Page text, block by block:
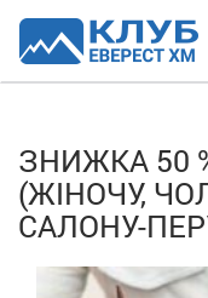
ЗНИЖКА 50
(ЖІНОЧУ,
САЛОНУ-